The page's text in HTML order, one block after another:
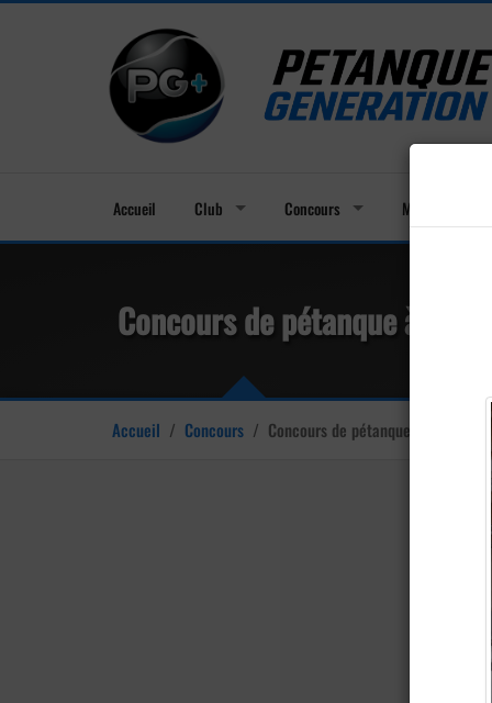
Accueil Club Concours Membres
Concours de pétanque à
Accueil / Concours / Concours de pétanque à Beaulieu